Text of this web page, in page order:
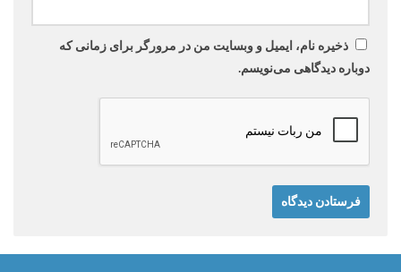
ذخیره نام، ایمیل و وبسایت من در مرورگر برای زمانی که
دوباره دیدگاهی می‌نویسم.